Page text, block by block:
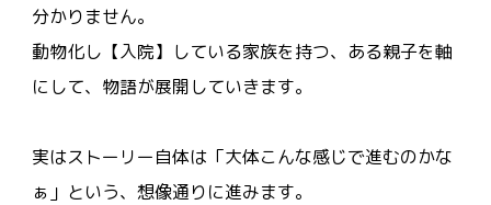
分かりません。
動物化し【入院】している家族を持つ、ある親子を軸
にして、物語が展開していきます。
実はストーリー自体は「大体こんな感じで進むのかな
ぁ」という、想像通りに進みます。